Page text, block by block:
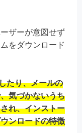
ザーが意図せず
をダウンロード
たり、メールの
気づかないうち
れ、インストー
ンロードの特徴